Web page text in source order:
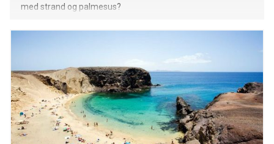
med strand og palmesus?